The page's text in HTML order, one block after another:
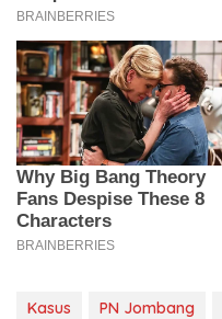
Kasus PN Jombang